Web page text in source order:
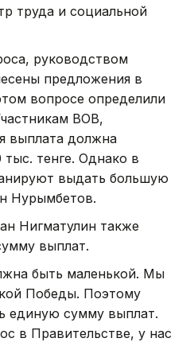
труда и социальной
руководством
предложения в
вопросе определили
ВОВ,
выплата должна
тенге. Однако в
выдать большую
Нурымбетов.
Нигматулин также
выплат.
быть маленькой. Мы
Победы. Поэтому
единую сумму выплат.
в Правительстве, у нас